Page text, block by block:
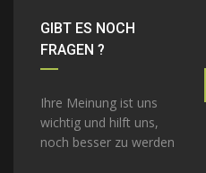
GIBT ES NOCH
FRAGEN ?
Ihre Meinung ist uns
wichtig und hilft uns,
noch besser zu werden